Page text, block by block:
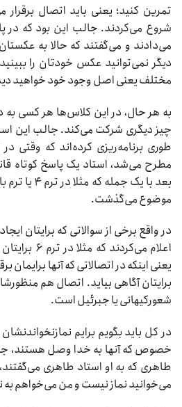
تمرین کنید؛ یعنی باید اتصال
شروع می‌کردند. جالب این بود که در
می‌دادند و می‌گفتند که حالا به
دیگر نمی‌توانید عکس خودتان را
مختلف یعنی اصل وجود خود خواهید
به هر حال، در این کلاس‌ها هر کسی به
چیز دیگری شرکت می‌کند. جالب این
طوری برنامه‌ریزی کرده‌اند که وقتی
مطرح می‌شد، استاد یک پاسخ کوتاه
بعد با یک
موضوع می‌گذشت.
در واقع برخی از سوالاتی که برایتان
اعلام
یعنی اینکه در اتصالاتی که آنها برایمان
برایتان آگاهی بیاید. اتصال هم
شعورکیهانی یا جبرئیل است.
در کل باید بگویم برایم
خصوص که آنها به خدا وصل هستند،
طاهری که به او استاد طاهری
می‌خوانید نماز نیست و من می‌خواهم به